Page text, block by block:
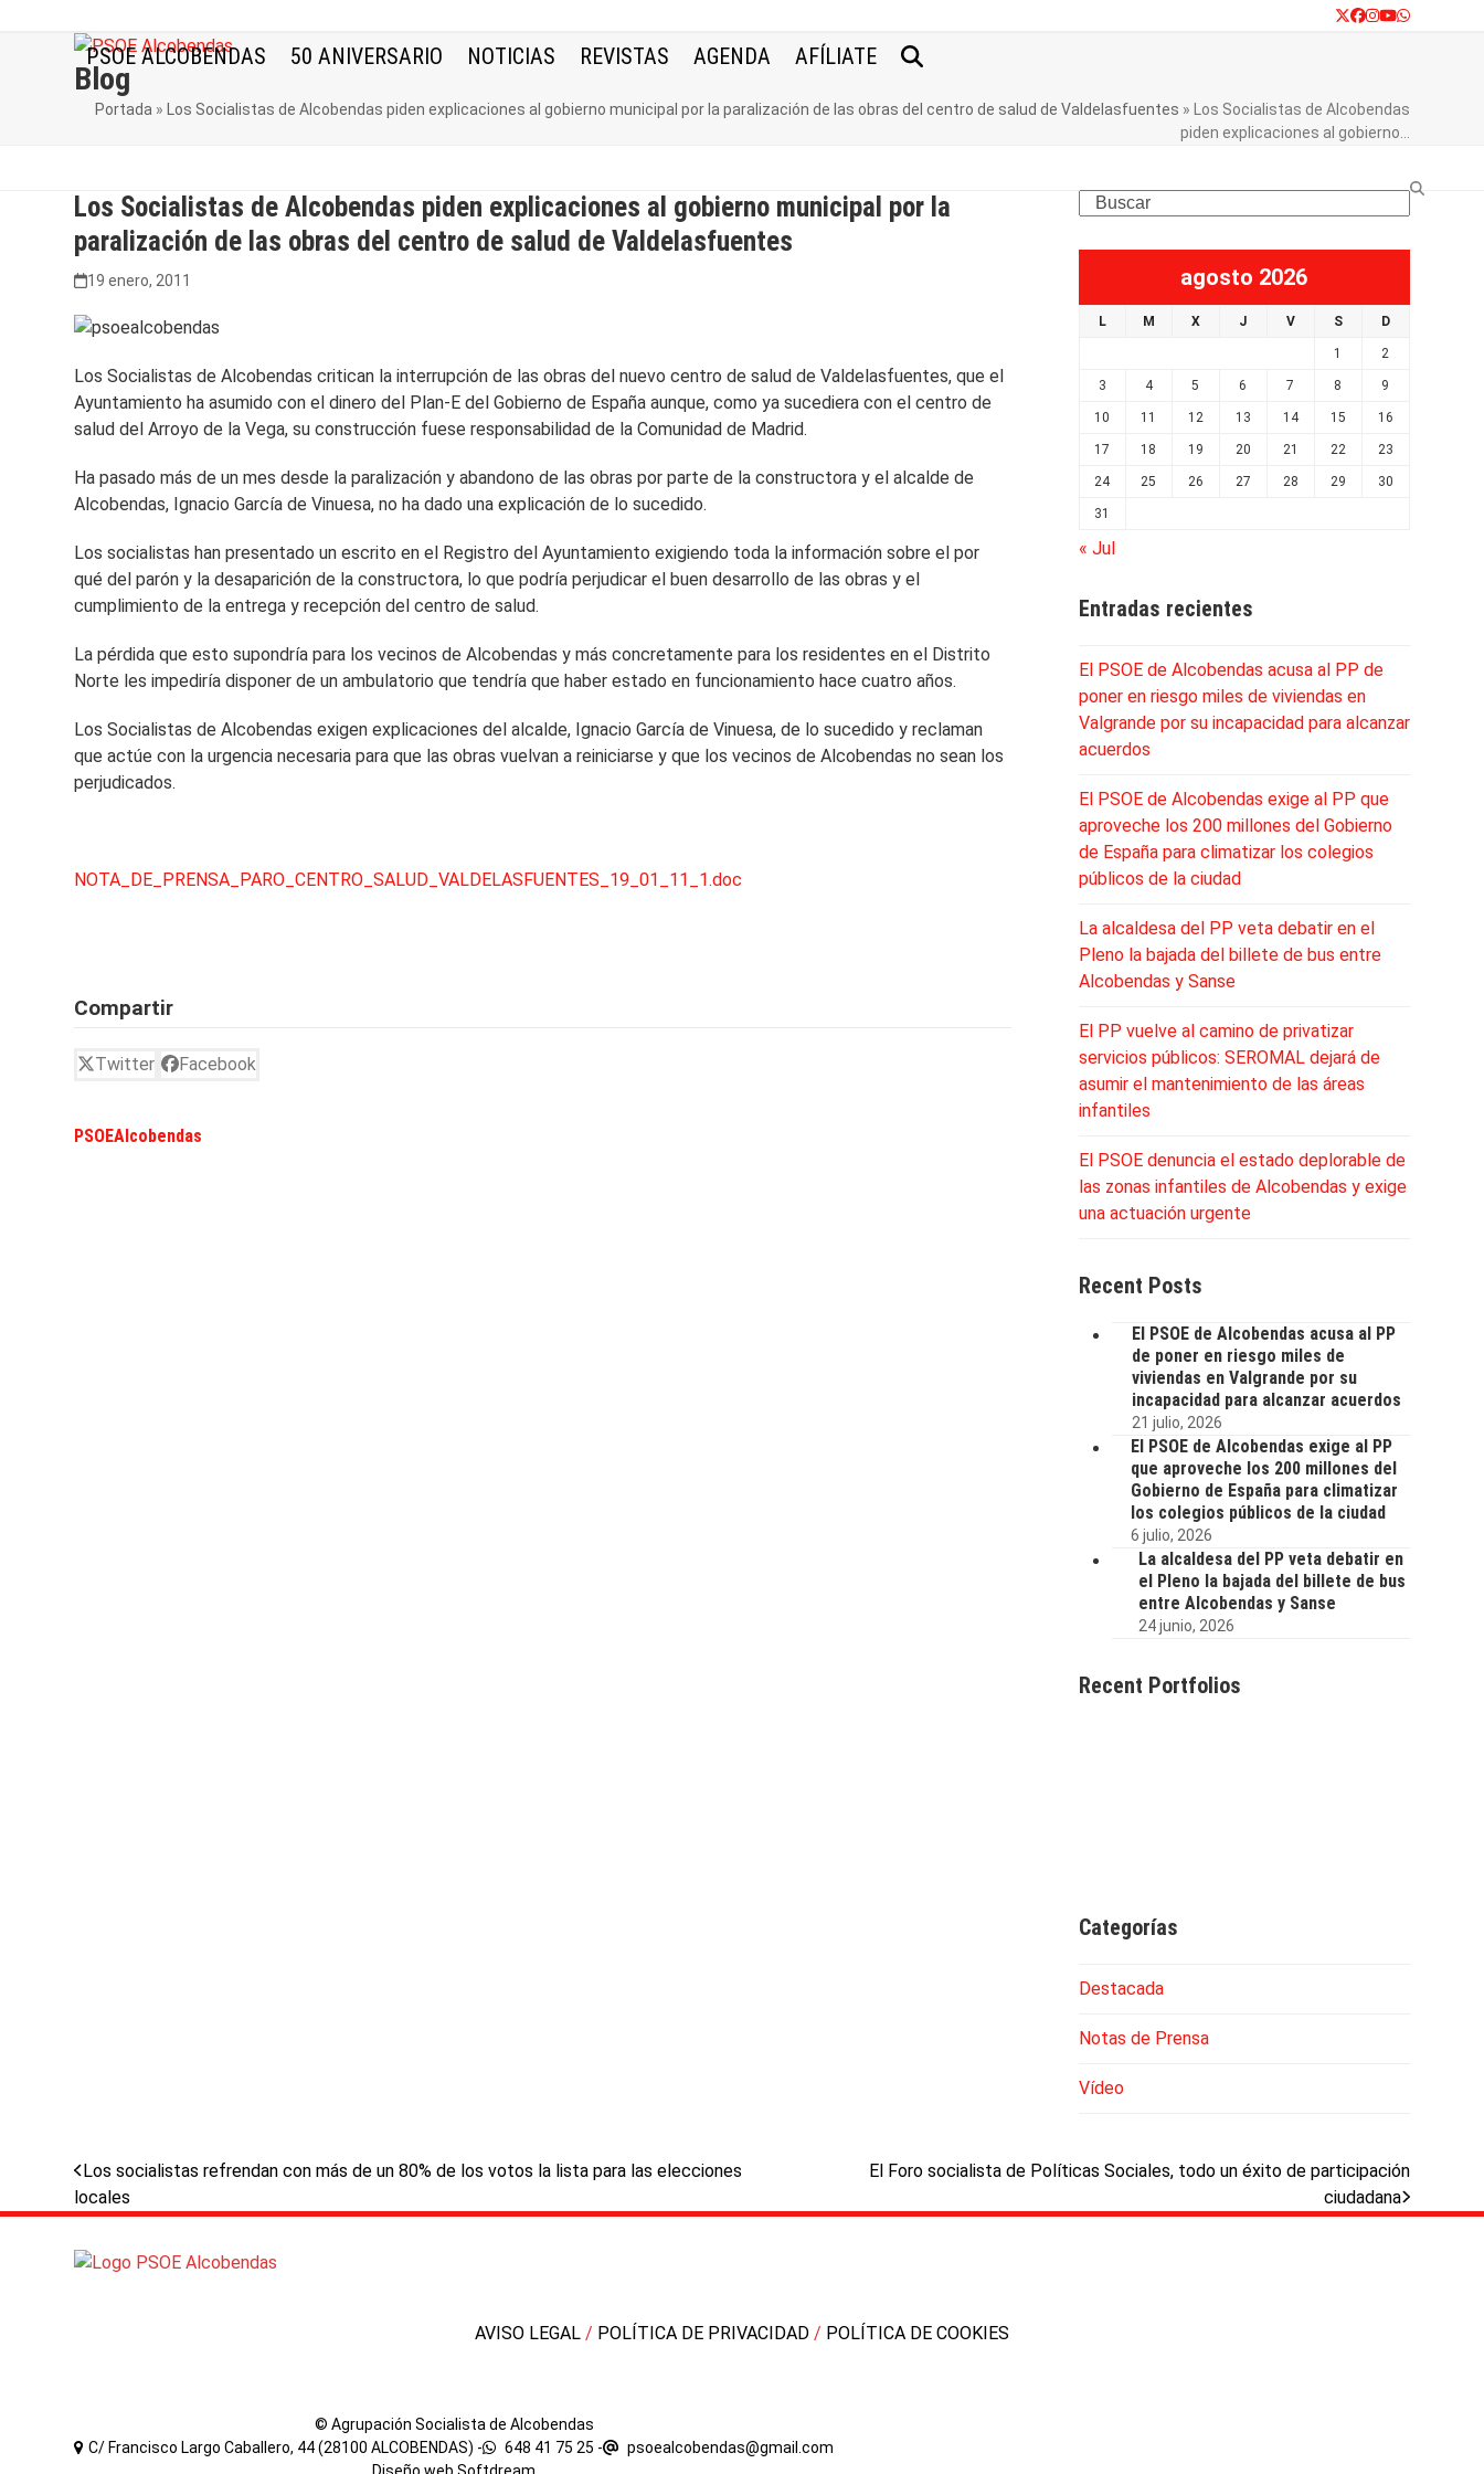
Twitter
Facebook
Instagram
YouTube
Whatsapp
PSOE ALCOBENDAS 50 ANIVERSARIO NOTICIAS REVISTAS AGENDA AFÍLIATE
Blog
Portada » Los Socialistas de Alcobendas piden explicaciones al gobierno municipal por la paralización de las obras del centro de salud de Valdelasfuentes »
Los Socialistas de Alcobendas
piden explicaciones al gobierno…
Los Socialistas de Alcobendas piden explicaciones al gobierno municipal por la
paralización de las obras del centro de salud de Valdelasfuentes
19 enero, 2011
Los Socialistas de Alcobendas critican la interrupción de las obras del nuevo centro de salud de Valdelasfuentes, que el
Ayuntamiento ha asumido con el dinero del Plan-E del Gobierno de España aunque, como ya sucediera con el centro de
salud del Arroyo de la Vega, su construcción fuese responsabilidad de la Comunidad de Madrid.
Ha pasado más de un mes desde la paralización y abandono de las obras por parte de la constructora y el alcalde de
Alcobendas, Ignacio García de Vinuesa, no ha dado una explicación de lo sucedido.
Los socialistas han presentado un escrito en el Registro del Ayuntamiento exigiendo toda la información sobre el por
qué del parón y la desaparición de la constructora, lo que podría perjudicar el buen desarrollo de las obras y el
cumplimiento de la entrega y recepción del centro de salud.
La pérdida que esto supondría para los vecinos de Alcobendas y más concretamente para los residentes en el Distrito
Norte les impediría disponer de un ambulatorio que tendría que haber estado en funcionamiento hace cuatro años.
Los Socialistas de Alcobendas exigen explicaciones del alcalde, Ignacio García de Vinuesa, de lo sucedido y reclaman
que actúe con la urgencia necesaria para que las obras vuelvan a reiniciarse y que los vecinos de Alcobendas no sean los
perjudicados.
NOTA_DE_PRENSA_PARO_CENTRO_SALUD_VALDELASFUENTES_19_01_11_1.doc
Compartir
Twitter Facebook
PSOEAlcobendas
Search
agosto 2026
L M X J V S D
1 2
3 4 5 6 7 8 9
10 11 12 13 14 15 16
17 18 19 20 21 22 23
24 25 26 27 28 29 30
31
« Jul
Entradas recientes
El PSOE de Alcobendas acusa al PP de
poner en riesgo miles de viviendas en
Valgrande por su incapacidad para alcanzar
acuerdos
El PSOE de Alcobendas exige al PP que
aproveche los 200 millones del Gobierno
de España para climatizar los colegios
públicos de la ciudad
La alcaldesa del PP veta debatir en el
Pleno la bajada del billete de bus entre
Alcobendas y Sanse
El PP vuelve al camino de privatizar
servicios públicos: SEROMAL dejará de
asumir el mantenimiento de las áreas
infantiles
El PSOE denuncia el estado deplorable de
las zonas infantiles de Alcobendas y exige
una actuación urgente
Recent Posts
El PSOE de Alcobendas acusa al PP
de poner en riesgo miles de
viviendas en Valgrande por su
incapacidad para alcanzar acuerdos
21 julio, 2026
El PSOE de Alcobendas exige al PP
que aproveche los 200 millones del
Gobierno de España para climatizar
los colegios públicos de la ciudad
6 julio, 2026
La alcaldesa del PP veta debatir en
el Pleno la bajada del billete de bus
entre Alcobendas y Sanse
24 junio, 2026
Recent Portfolios
Categorías
Destacada
Notas de Prensa
Vídeo
previous
post:
Los socialistas refrendan con más de un 80% de los votos la lista para las elecciones
locales
next
El Foro socialista de Políticas Sociales, todo un éxito de participación
ciudadana
AVISO LEGAL / POLÍTICA DE PRIVACIDAD / POLÍTICA DE COOKIES
© Agrupación Socialista de Alcobendas
C/ Francisco Largo Caballero, 44 (28100 ALCOBENDAS) -
648 41 75 25 -
psoealcobendas@gmail.com
Diseño webSoftdream